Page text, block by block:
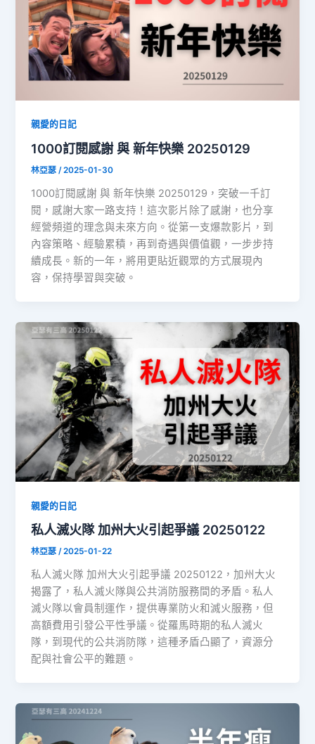
親愛的日記
1000訂閱感謝 與 新年快樂 20250129
林亞瑟/2025-01-30
1000訂閱感謝 與 新年快樂 20250129，突破一千訂
閱，感謝大家一路支持！這次影片除了感謝，也分享
經營頻道的理念與未來方向。從第一支爆款影片，到
內容策略、經驗累積，再到奇遇與價值觀，一步步持
續成長。新的一年，將用更貼近觀眾的方式展現內
容，保持學習與突破。
親愛的日記
私人滅火隊 加州大火引起爭議 20250122
林亞瑟/2025-01-22
私人滅火隊 加州大火引起爭議 20250122，加州大火
揭露了，私人滅火隊與公共消防服務間的矛盾。私人
滅火隊以會員制運作，提供專業防火和滅火服務，但
高額費用引發公平性爭議。從羅馬時期的私人滅火
隊，到現代的公共消防隊，這種矛盾凸顯了，資源分
配與社會公平的難題。